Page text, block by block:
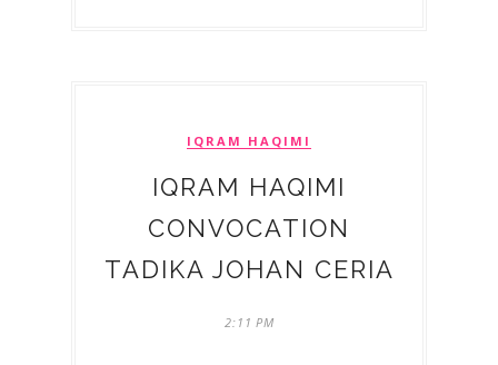
IQRAM HAQIMI
IQRAM HAQIMI
CONVOCATION
TADIKA JOHAN CERIA
2:11 PM